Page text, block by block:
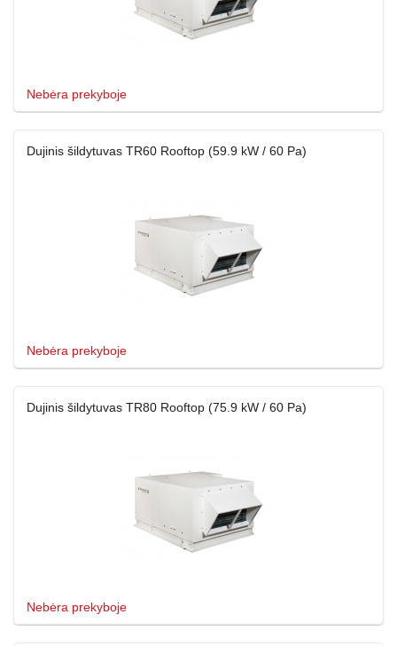
Nebėra prekyboje
Dujinis šildytuvas TR60 Rooftop (59.9 kW / 60 Pa)
Nebėra prekyboje
Dujinis šildytuvas TR80 Rooftop (75.9 kW / 60 Pa)
Nebėra prekyboje